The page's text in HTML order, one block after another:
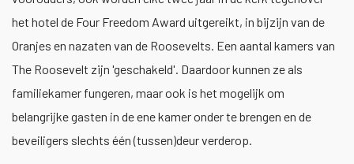
het hotel de Four Freedom Award uitgereikt, in bijzijn van de
Oranjes en nazaten van de Roosevelts. Een aantal kamers van
The Roosevelt zijn 'geschakeld'. Daardoor kunnen ze als
familiekamer fungeren, maar ook is het mogelijk om
belangrijke gasten in de ene kamer onder te brengen en de
beveiligers slechts één (tussen)deur verderop.